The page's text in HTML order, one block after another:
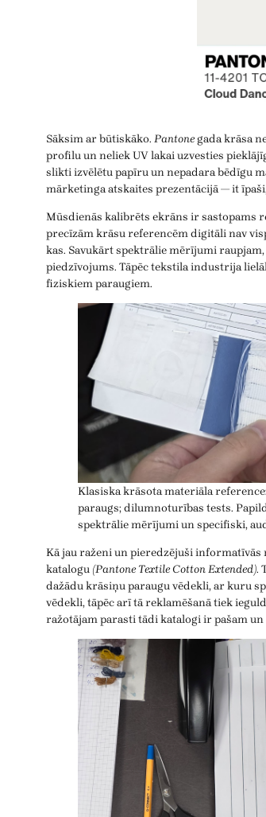
Sāksim ar būtiskāko. Pantonegada krāsa
profilu un neliek UV lakai uzvesties
slikti izvēlētu papīru un nepadara bēdīgu
mārketinga atskaites prezentācijā — it
Mūsdienās kalibrēts ekrāns ir sastopams
precīzām krāsu referencēm digitāli nav
kas. Savukārt spektrālie mērījumi
piedzīvojums. Tāpēc tekstila industrija
fiziskiem paraugiem.
Klasiska krāsota materiāla
paraugs; dilumnoturības tests.
spektrālie mērījumi un specifiski,
Kā jau raženi un pieredzējuši informatīvās
katalogu (Pantone Textile Cotton Extended).
dažādu krāsiņu paraugu vēdekli, ar kuru
vēdekli, tāpēc arī tā reklamēšanā tiek
ražotājam parasti tādi katalogi ir pašam